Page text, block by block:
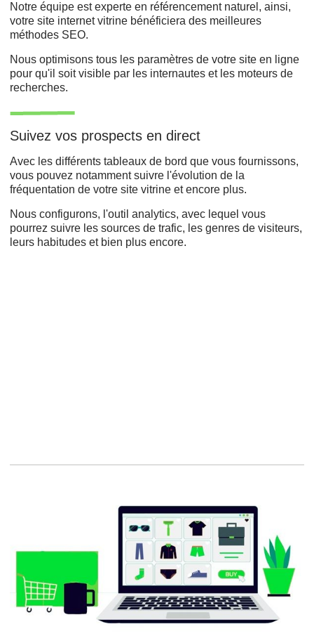
Notre équipe est experte en référencement naturel, ainsi,
votre site internet vitrine bénéficiera des meilleures
méthodes SEO.
Nous optimisons tous les paramètres de votre site en ligne
pour qu'il soit visible par les internautes et les moteurs de
recherches.
Suivez vos prospects en direct
Avec les différents tableaux de bord que vous fournissons,
vous pouvez notamment suivre l'évolution de la
fréquentation de votre site vitrine et encore plus.
Nous configurons, l'outil analytics, avec lequel vous
pourrez suivre les sources de trafic, les genres de visiteurs,
leurs habitudes et bien plus encore.